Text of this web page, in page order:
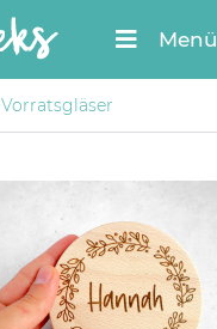
Menü
Vorratsgläser